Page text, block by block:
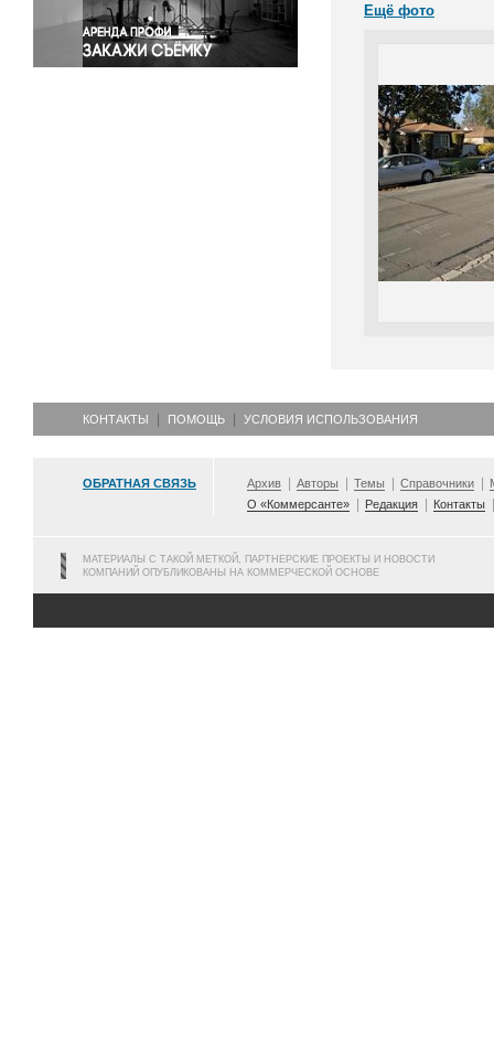
Экономика и бизнес
Ещё фото
КОНТАКТЫ ПОМОЩЬ УСЛОВИЯ ИСПОЛЬЗОВАНИЯ
ОБРАТНАЯ СВЯЗЬ Архив Авторы Темы Справочники
О «Коммерсанте»
Редакция Контакты
МАТЕРИАЛЫ С ТАКОЙ МЕТКОЙ, ПАРТНЕРСКИЕ ПРОЕКТЫ И НОВОСТИ
КОМПАНИЙ ОПУБЛИКОВАНЫ НА КОММЕРЧЕСКОЙ ОСНОВЕ